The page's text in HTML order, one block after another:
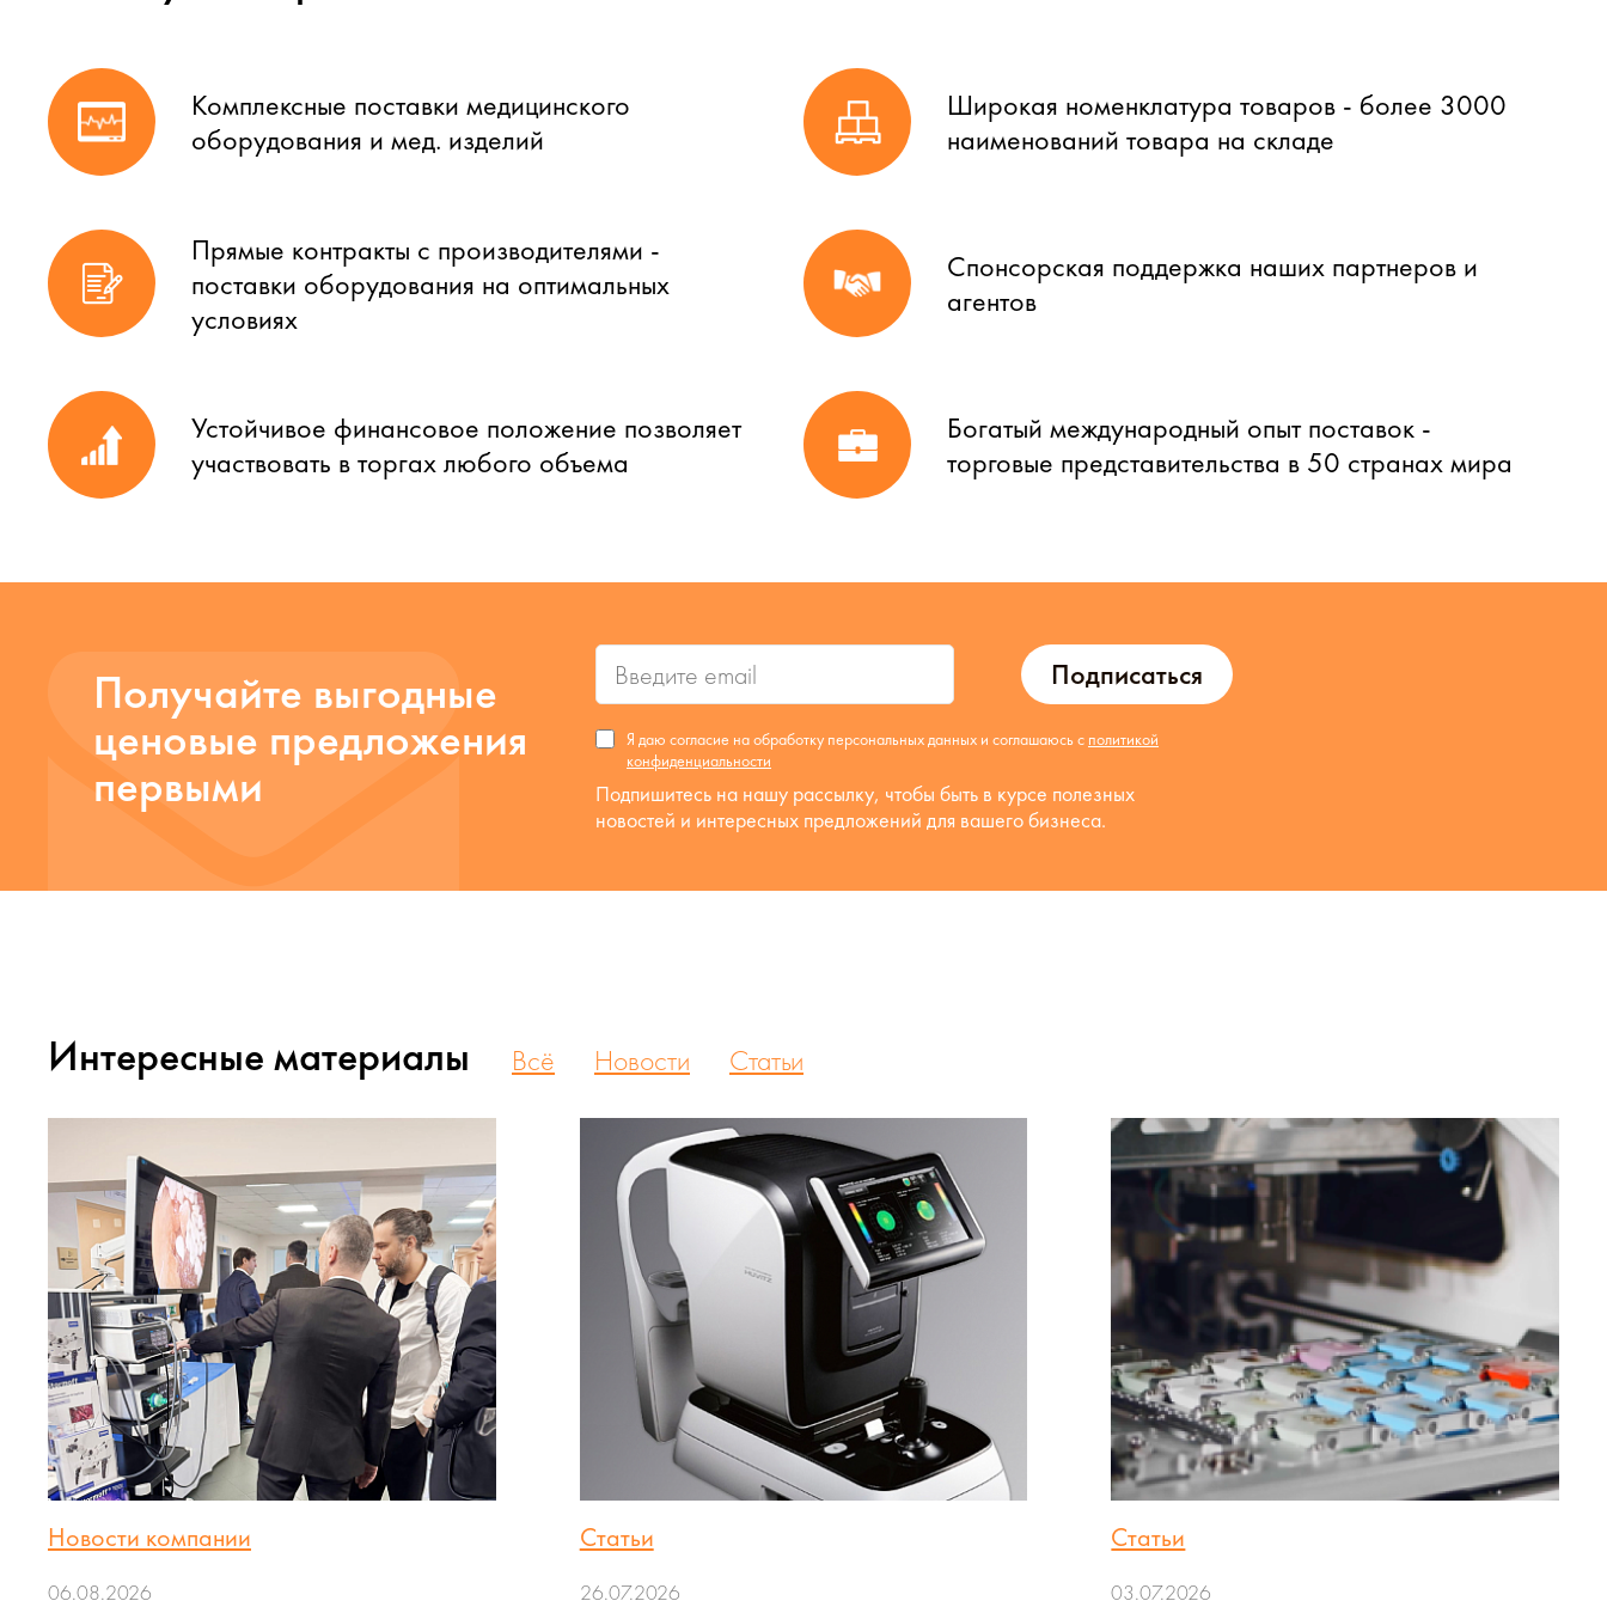
Комплексные поставки медицинского
оборудования и мед. изделий
Прямые контракты с производителями -
поставки оборудования на оптимальных
условиях
Устойчивое финансовое положение позволяет
участвовать в торгах любого объема
Широкая номенклатура товаров - более 3000
наименований товара на складе
Спонсорская поддержка наших партнеров и
агентов
Богатый международный опыт поставок -
торговые представительства в 50 странах мира
Получайте выгодные
ценовые предложения
первыми
Подписаться
Я даю согласие на обработку персональных данных и соглашаюсь с политикой
конфиденциальности
Подпишитесь на нашу рассылку, чтобы быть в курсе полезных
новостей и интересных предложений для вашего бизнеса.
Интересные материалы Всё Новости Статьи
Новости компании
06.08.2026
Статьи
26.07.2026
Статьи
03.07.2026